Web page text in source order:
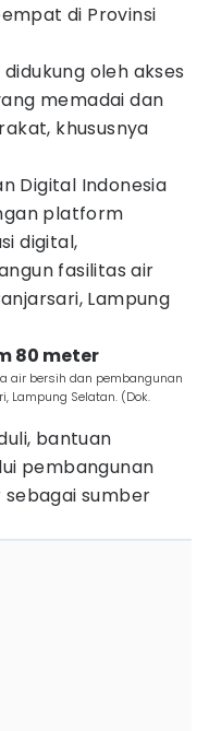
di Provinsi
oleh akses
memadai dan
khususnya
Digital Indonesia
platform
digital,
fasilitas air
Lampung
80 meter
air bersih dan pembangunan
Lampung Selatan. (Dok.
bantuan
pembangunan
sumber